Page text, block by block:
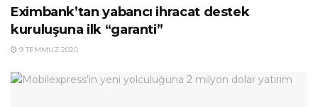
Eximbank’tan yabancı ihracat destek
kuruluşuna ilk “garanti”
9 TEMMUZ 2020